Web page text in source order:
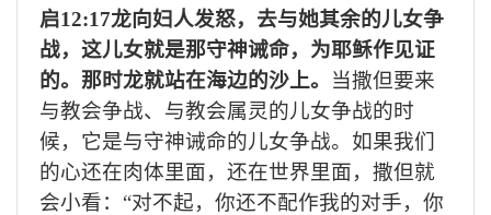
启12:17龙向妇人发怒，去与她其余的儿女争
战，这儿女就是那守神诫命，为耶稣作见证
的。那时龙就站在海边的沙上。 当撒但要来
与教会争战、与教会属灵的儿女争战的时
候，它是与守神诫命的儿女争战。如果我们
的心还在肉体里面，还在世界里面，撒但就
会小看： “对不起，你还不配作我的对手，你